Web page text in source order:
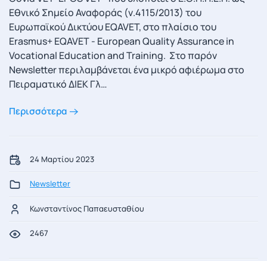
Εθνικό Σημείο Αναφοράς (ν.4115/2013) του
Ευρωπαϊκού Δικτύου EQAVET, στο πλαίσιο του
Erasmus+ EQAVET - European Quality Assurance in
Vocational Education and Training. Στο παρόν
Newsletter περιλαμβάνεται ένα μικρό αφιέρωμα στο
Πειραματικό ΔΙΕΚ Γλ…
Περισσότερα
24 Μαρτίου 2023
Newsletter
Κωνσταντίνος Παπαευσταθίου
2467